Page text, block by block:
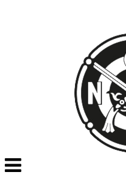
Veksle
navigasjon